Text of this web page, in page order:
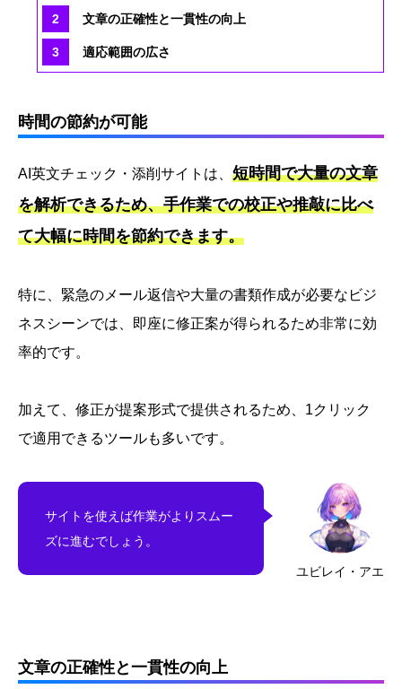
文章の正確性と一貫性の向上
適応範囲の広さ
時間の節約が可能
AI英文チェック・添削サイトは、 短時間で大量の文章
を解析できるため、手作業での校正や推敲に比べ
て大幅に時間を節約できます。
特に、緊急のメール返信や大量の書類作成が必要なビジ
ネスシーンでは、即座に修正案が得られるため非常に効
率的です。
加えて、修正が提案形式で提供されるため、1クリック
で適用できるツールも多いです。
ユビレイ・アエ
サイトを使えば作業がよりスムー
ズに進むでしょう。
文章の正確性と一貫性の向上